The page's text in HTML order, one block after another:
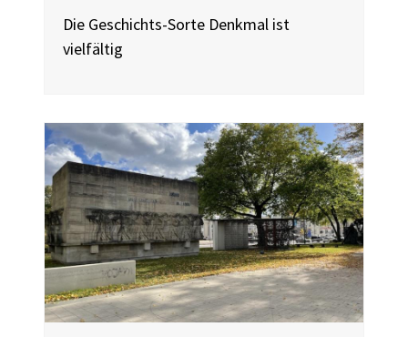
Die Geschichts-Sorte Denkmal ist
vielfältig